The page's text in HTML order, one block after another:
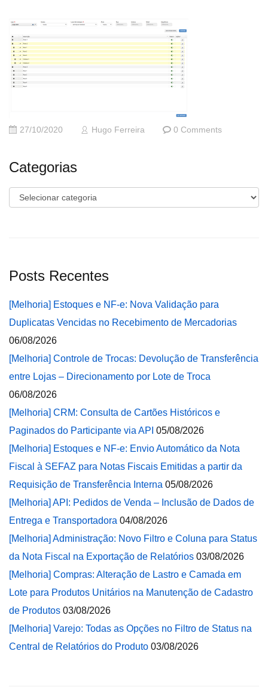
27/10/2020 Hugo Ferreira 0 Comments
Categorias
Categorias
Posts Recentes
[Melhoria] Estoques e NF-e: Nova Validação para
Duplicatas Vencidas no Recebimento de Mercadorias
06/08/2026
[Melhoria] Controle de Trocas: Devolução de Transferência
entre Lojas – Direcionamento por Lote de Troca
06/08/2026
[Melhoria] CRM: Consulta de Cartões Históricos e
Paginados do Participante via API 05/08/2026
[Melhoria] Estoques e NF-e: Envio Automático da Nota
Fiscal à SEFAZ para Notas Fiscais Emitidas a partir da
Requisição de Transferência Interna 05/08/2026
[Melhoria] API: Pedidos de Venda – Inclusão de Dados de
Entrega e Transportadora 04/08/2026
[Melhoria] Administração: Novo Filtro e Coluna para Status
da Nota Fiscal na Exportação de Relatórios 03/08/2026
[Melhoria] Compras: Alteração de Lastro e Camada em
Lote para Produtos Unitários na Manutenção de Cadastro
de Produtos 03/08/2026
[Melhoria] Varejo: Todas as Opções no Filtro de Status na
Central de Relatórios do Produto 03/08/2026